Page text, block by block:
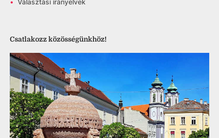
Csatlakozz közösségünkhöz!